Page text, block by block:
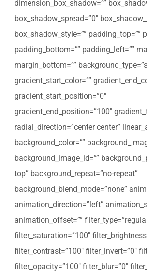
dimension_box_shadow=””
box_shadow_spread=”0″
box_shadow_style=”” padding_top=””
padding_bottom=”” padding_left=””
margin_bottom=””
gradient_start_color=””
gradient_start_position=”0″
gradient_end_position=”100″
radial_direction=”center center”
background_color=””
background_image_id=””
top” background_repeat=”no-repeat”
background_blend_mode=”none”
animation_direction=”left”
animation_offset=””
filter_saturation=”100″
filter_contrast=”100″ filter_invert=”0″
filter_opacity=”100″ filter_blur=”0″